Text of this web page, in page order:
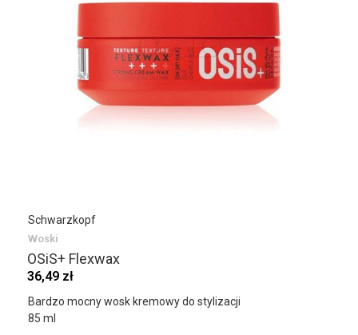
Schwarzkopf
Woski
OSiS+ Flexwax
36,49 zł
Bardzo mocny wosk kremowy do stylizacji
85 ml